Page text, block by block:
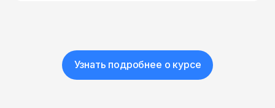
Узнать подробнее о курсе